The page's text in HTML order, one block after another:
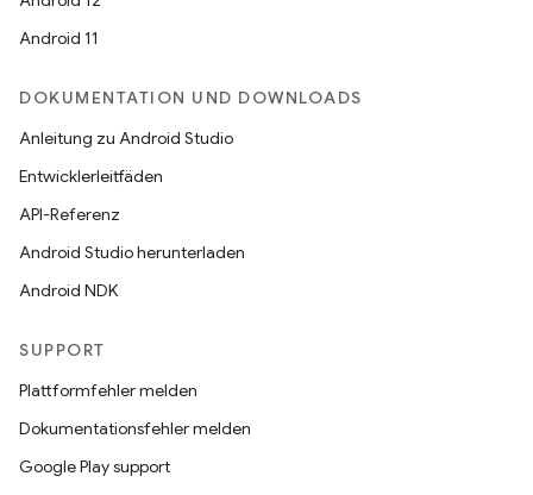
Android 11
DOKUMENTATION UND DOWNLOADS
Anleitung zu Android Studio
Entwicklerleitfäden
API-Referenz
Android Studio herunterladen
Android NDK
SUPPORT
Plattformfehler melden
Dokumentationsfehler melden
Google Play support